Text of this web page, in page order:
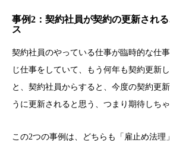
事例2：契約社員が契約の更新され
ス
契約社員のやっている仕事が臨時的な仕
じ仕事をしていて、もう何年も契約更新
と、契約社員からすると、今度の契約更
うに更新されると思う、つまり期待しちゃ
この2つの事例は、どちらも「雇止め法理